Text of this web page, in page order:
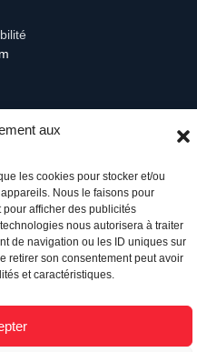
aux
les cookies pour stocker et/ou
Nous le faisons pour
afficher des publicités
nous autorisera à traiter
de navigation ou les ID uniques sur
retirer son consentement peut avoir
et caractéristiques.
VR
Retour à l’accueil